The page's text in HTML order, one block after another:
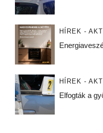
HÍREK -
HÍREK -
Elfogták a